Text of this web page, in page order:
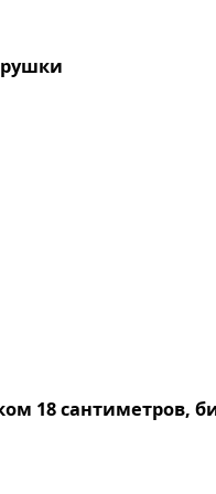
18 сантиметров,